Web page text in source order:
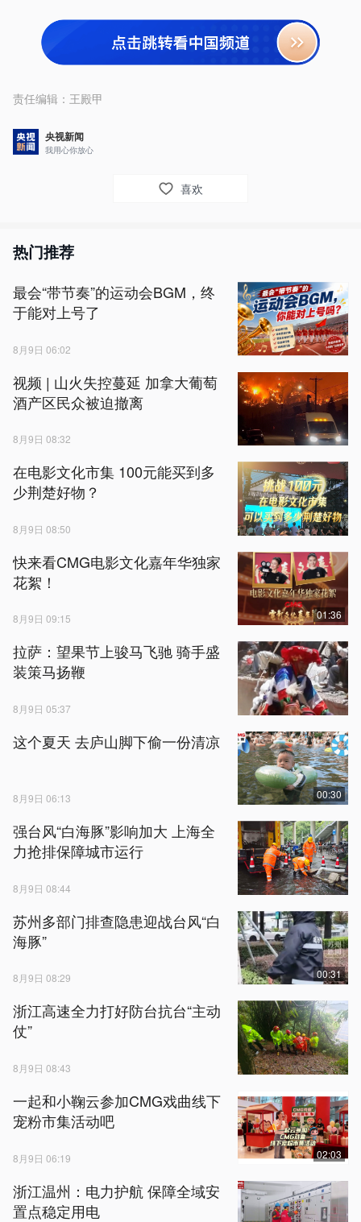
责任编辑： 王殿甲
央视新闻
我用心你放心
喜欢
热门推荐
最会“带节奏”的运动会BGM，终
于能对上号了
8月9日 06:02
视频 | 山火失控蔓延 加拿大葡萄
酒产区民众被迫撤离
8月9日 08:32
在电影文化市集 100元能买到多
少荆楚好物？
8月9日 08:50
快来看CMG电影文化嘉年华独家
花絮！
8月9日 09:15 01:36
拉萨：望果节上骏马飞驰 骑手盛
装策马扬鞭
8月9日 05:37
这个夏天 去庐山脚下偷一份清凉
8月9日 06:13 00:30
强台风“白海豚”影响加大 上海全
力抢排保障城市运行
8月9日 08:44
苏州多部门排查隐患迎战台风“白
海豚”
8月9日 08:29 00:31
浙江高速全力打好防台抗台“主动
仗”
8月9日 08:43
一起和小鞠云参加CMG戏曲线下
宠粉市集活动吧
8月9日 06:19 02:03
浙江温州：电力护航 保障全域安
置点稳定用电